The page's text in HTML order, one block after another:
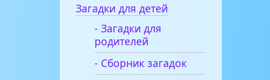
Загадки для детей
- Загадки для
родителей
- Сборник загадок